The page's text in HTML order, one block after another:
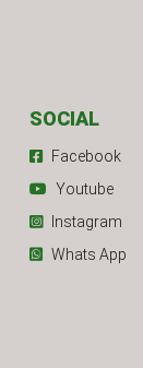
SOCIAL
Facebook
Youtube
Instagram
Whats App